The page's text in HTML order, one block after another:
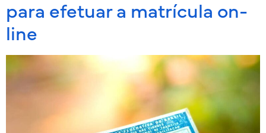
para efetuar a matrícula on-
line